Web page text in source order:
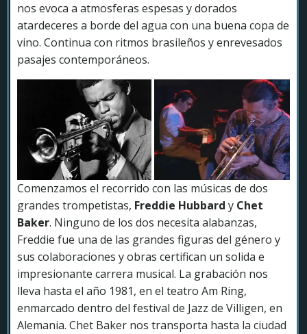
nos evoca a atmosferas espesas y dorados
atardeceres a borde del agua con una buena copa de
vino. Continua con ritmos brasileños y enrevesados
pasajes contemporáneos.
Comenzamos el recorrido con las músicas de dos
grandes trompetistas, Freddie Hubbard y Chet
Baker. Ninguno de los dos necesita alabanzas,
Freddie fue una de las grandes figuras del género y
sus colaboraciones y obras certifican un solida e
impresionante carrera musical. La grabación nos
lleva hasta el año 1981, en el teatro Am Ring,
enmarcado dentro del festival de Jazz de Villigen, en
Alemania. Chet Baker nos transporta hasta la ciudad